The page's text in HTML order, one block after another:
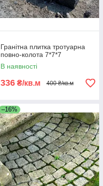
Гранітна плитка тротуарна
повно-колота 7*7*7
В наявності
336 ₴/кв.м 400 ₴/кв.м
–16%